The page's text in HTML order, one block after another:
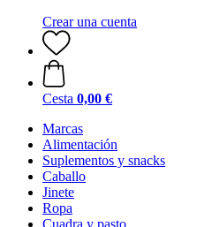
Crear una cuenta
Cesta 0,00 €
Marcas
Alimentación
Suplementos y snacks
Caballo
Jinete
Ropa
Cuadra y pasto